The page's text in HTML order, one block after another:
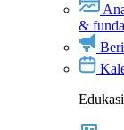
&
Edukasi